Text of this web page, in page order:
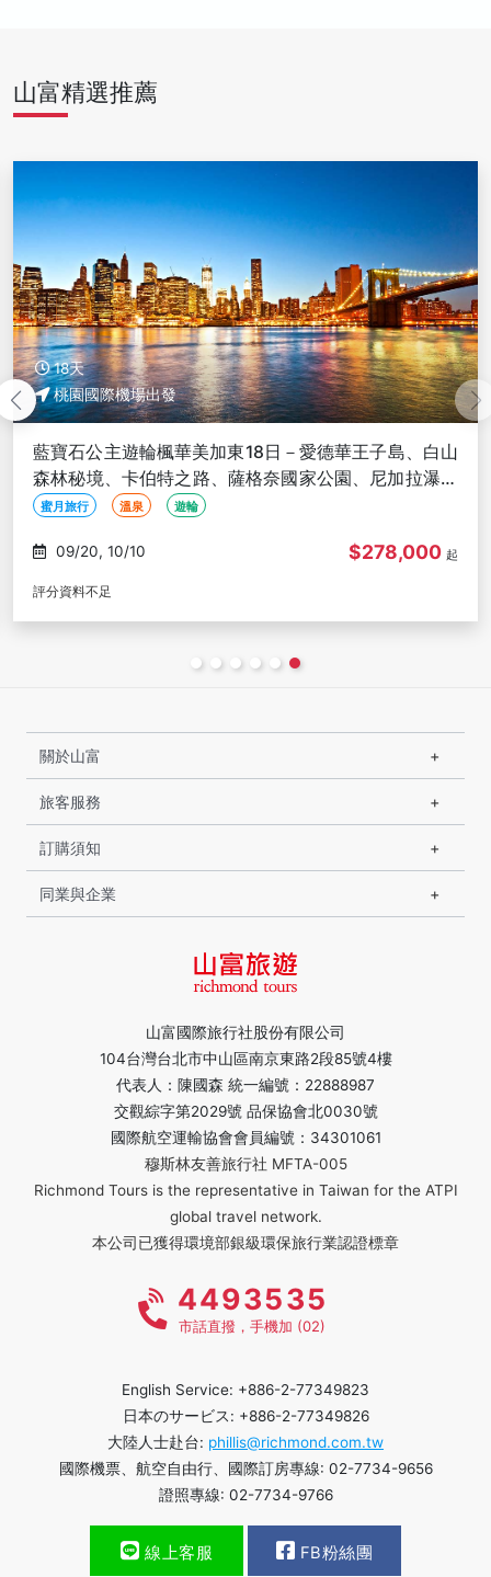
山富精選推薦
18天
桃園國際機場出發
藍寶石公主遊輪楓華美加東18日－愛德華王子島、白山
森林秘境、卡伯特之路、薩格奈國家公園、尼加拉瀑布
【長榮玩美加族】
蜜月旅行 溫泉 遊輪
09/20, 10/10 $278,000 起
評分資料不足
山富國際旅行社股份有限公司
104台灣台北市中山區南京東路2段85號4樓
代表人：陳國森 統一編號：22888987
交觀綜字第2029號 品保協會北0030號
國際航空運輸協會會員編號：34301061
穆斯林友善旅行社 MFTA-005
Richmond Tours is the representative in Taiwan for the ATPI
global travel network.
本公司已獲得環境部銀級環保旅行業認證標章
關於山富
旅客服務
訂購須知
同業與企業
4493535
市話直撥，手機加 (02)
English Service: +886-2-77349823
日本のサービス: +886-2-77349826
大陸人士赴台: phillis@richmond.com.tw
國際機票、航空自由行、國際訂房專線: 02-7734-9656
證照專線: 02-7734-9766
線上客服 FB粉絲團